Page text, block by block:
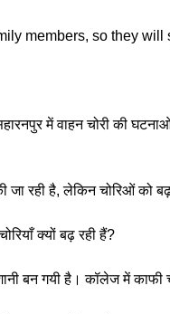
members, so they
में वाहन चोरी की
जा रही है, लेकिन चोरिओं को
क्यों बढ़ रही हैं?
बन गयी है। कॉलेज में काफी